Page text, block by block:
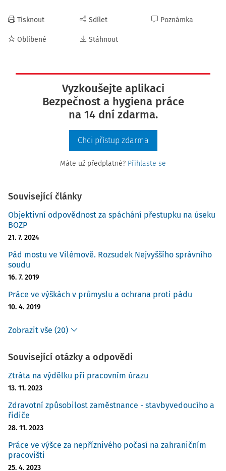
Tisknout
Oblíbené
Sdílet
Stáhnout
Poznámka
Vyzkoušejte aplikaci
Bezpečnost a hygiena práce
na 14 dní zdarma.
Chci přístup zdarma
Máte už předplatné? Přihlaste se
Související články
Objektivní odpovědnost za spáchání přestupku na úseku
BOZP
21. 7. 2024
Pád mostu ve Vilémově. Rozsudek Nejvyššího správního
soudu
16. 7. 2019
Práce ve výškách v průmyslu a ochrana proti pádu
10. 4. 2019
Zobrazit vše (20)
Související otázky a odpovědi
Ztráta na výdělku při pracovním úrazu
13. 11. 2023
Zdravotní způsobilost zaměstnance - stavbyvedoucího a
řidiče
28. 11. 2023
Práce ve výšce za nepříznivého počasí na zahraničním
pracovišti
25. 4. 2023